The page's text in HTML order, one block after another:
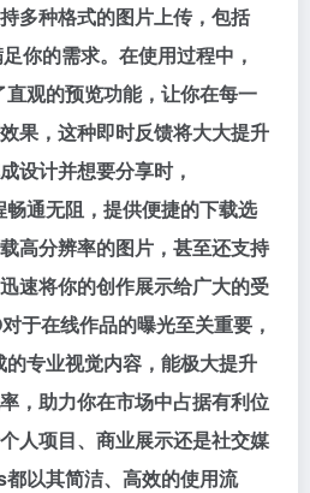
多种格式的图片上传，包括
你的需求。在使用过程中，
观的预览功能，让你在每一
果，这种即时反馈将大大提升
设计并想要分享时，
通无阻，提供便捷的下载选
高分辨率的图片，甚至还支持
速将你的创作展示给广大的受
于在线作品的曝光至关重要，
专业视觉内容，能极大提升
，助力你在市场中占据有利位
人项目、商业展示还是社交媒
以其简洁、高效的使用流